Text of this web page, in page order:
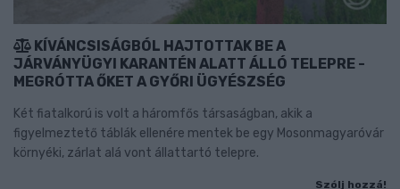
KÍVÁNCSISÁGBÓL HAJTOTTAK BE A
JÁRVÁNYÜGYI KARANTÉN ALATT ÁLLÓ TELEPRE -
MEGRÓTTA ŐKET A GYŐRI ÜGYÉSZSÉG
Két fiatalkorú is volt a háromfős társaságban, akik a
figyelmeztető táblák ellenére mentek be egy Mosonmagyaróvár
környéki, zárlat alá vont állattartó telepre.
Szólj hozzá!